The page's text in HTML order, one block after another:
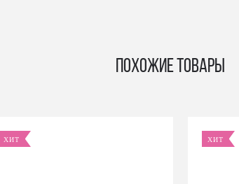
Похожие товары
ХИТ ХИТ